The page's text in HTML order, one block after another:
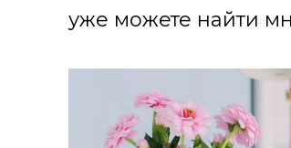
уже можете найти